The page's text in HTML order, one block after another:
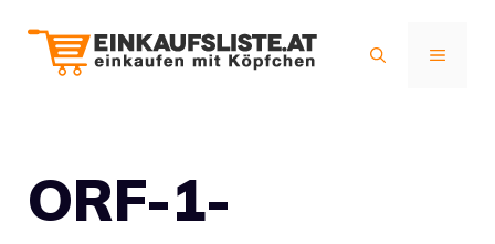
Inhalt
MENÜ
ORF-1-